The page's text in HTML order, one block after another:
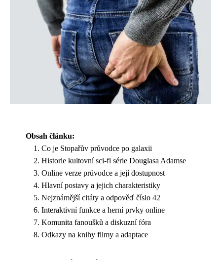
Obsah článku:
Co je Stopařův průvodce po galaxii
Historie kultovní sci-fi série Douglasa Adamse
Online verze průvodce a její dostupnost
Hlavní postavy a jejich charakteristiky
Nejznámější citáty a odpověď číslo 42
Interaktivní funkce a herní prvky online
Komunita fanoušků a diskuzní fóra
Odkazy na knihy filmy a adaptace